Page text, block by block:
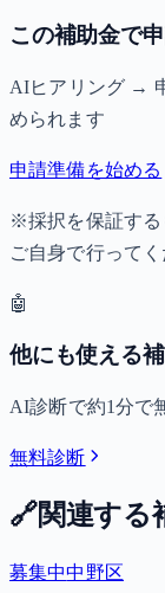
この補助金で
AIヒアリング →
められます
申請準備を始める
※採択を保証する
ご自身で行ってく
🤖
他にも使える
AI診断で約1分で
無料診断
🔗関連する
募集中中野区